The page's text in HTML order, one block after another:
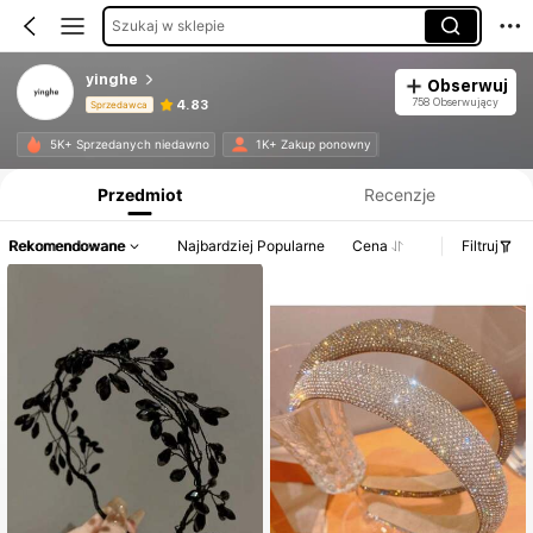
Szukaj w sklepie
yinghe
Sprzedawca 4.83
Obserwuj
758 Obserwujący
5K+ Sprzedanych niedawno 1K+ Zakup ponowny
Przedmiot Recenzje
Rekomendowane Najbardziej Popularne Cena Filtruj